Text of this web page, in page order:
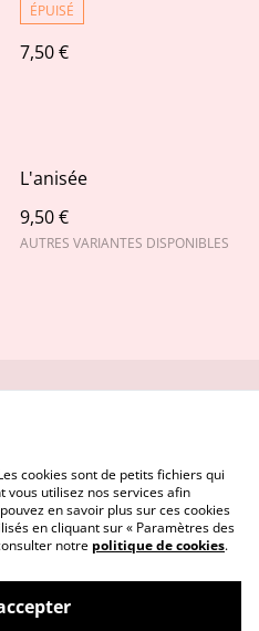
ÉPUISÉ
7,50 €
L'anisée
9,50 €
AUTRES VARIANTES DISPONIBLES
- Herboristerie
cookies sont de petits fichiers qui
vous utilisez nos services afin
en savoir plus sur ces cookies
en cliquant sur « Paramètres des
notre politique de cookies.